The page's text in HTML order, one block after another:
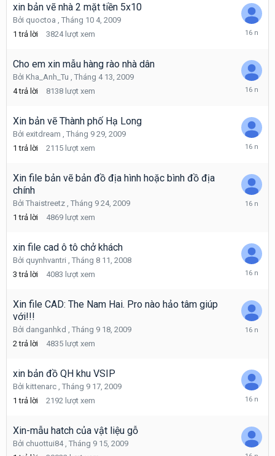
2009
xin bản vẽ nhà 2 mặt tiền 5x10
Bởi quoctoa , Tháng 10 4, 2009
1 trả lời 3824 lượt xem
Tháng
2009
Cho em xin mẫu hàng rào nhà dân
Bởi Kha_Anh_Tu , Tháng 4 13, 2009
4 trả lời 8138 lượt xem
Tháng
2009
Xin bản vẽ Thành phố Hạ Long
Bởi exitdream , Tháng 9 29, 2009
1 trả lời 2115 lượt xem
Tháng
2009
Xin file bản vẽ bản đồ địa hình hoặc bình đồ địa
chính
Bởi Thaistreetz , Tháng 9 24, 2009
1 trả lời 4869 lượt xem
Tháng
xin file cad ô tô chở khách
Bởi quynhvantri , Tháng 8 11, 2008
3 trả lời 4083 lượt xem
Tháng
2009
Xin file CAD: The Nam Hai. Pro nào hảo tâm giúp
với!!!
Bởi danganhkd , Tháng 9 18, 2009
2 trả lời 4835 lượt xem
Tháng
xin bản đồ QH khu VSIP
Bởi kittenarc , Tháng 9 17, 2009
1 trả lời 2192 lượt xem
Tháng
2009
Xin-mẫu hatch của vật liệu gỗ
Bởi chuottui84, Tháng 9 15, 2009
Tháng